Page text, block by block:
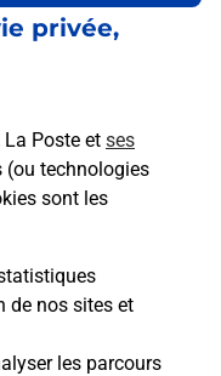
privée,
La Poste et ses
(ou technologies
sont les
de nos sites et
les parcours
un
t-elle
?